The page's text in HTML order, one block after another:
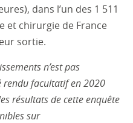
dans l’un des 1 511
et chirurgie de France
sortie.
n’est pas
rendu facultatif en 2020
résultats de cette enquête
sur